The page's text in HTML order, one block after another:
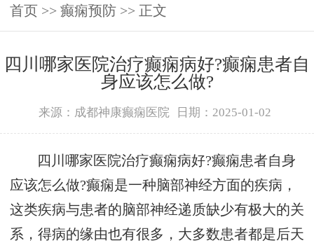
首页 >> 癫痫预防 >> 正文
四川哪家医院治疗癫痫病好?癫痫患者自
身应该怎么做?
来源：成都神康癫痫医院 日期：2025-01-02
四川哪家医院治疗癫痫病好?癫痫患者自身
应该怎么做?癫痫是一种脑部神经方面的疾病，
这类疾病与患者的脑部神经递质缺少有极大的关
系，得病的缘由也有很多，大多数患者都是后天